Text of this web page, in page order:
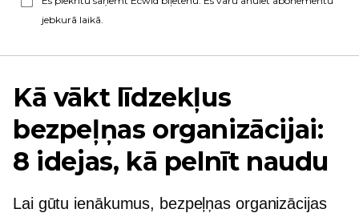
jebkurā laikā.
Kā vākt līdzekļus
bezpeļņas organizācijai:
8 idejas, kā pelnīt naudu
Lai gūtu ienākumus, bezpeļņas organizācijas